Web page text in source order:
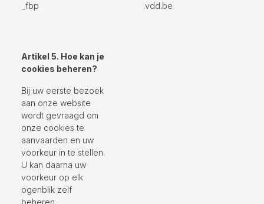
_fbp .vdd.be
Artikel 5. Hoe kan je
cookies beheren?
Bij uw eerste bezoek
aan onze website
wordt gevraagd om
onze cookies te
aanvaarden en uw
voorkeur in te stellen.
U kan daarna uw
voorkeur op elk
ogenblik zelf
beheren.